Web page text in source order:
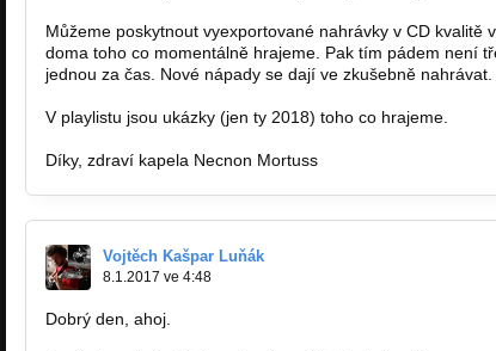
Můžeme poskytnout vyexportované nahrávky v CD kvalitě
doma toho co momentálně hrajeme. Pak tím pádem není
jednou za čas. Nové nápady se dají ve zkušebně nahrávat.
V playlistu jsou ukázky (jen ty 2018) toho co hrajeme.
Díky, zdraví kapela Necnon Mortuss
Vojtěch Kašpar Luňák
8.1.2017 ve 4:48
Dobrý den, ahoj.